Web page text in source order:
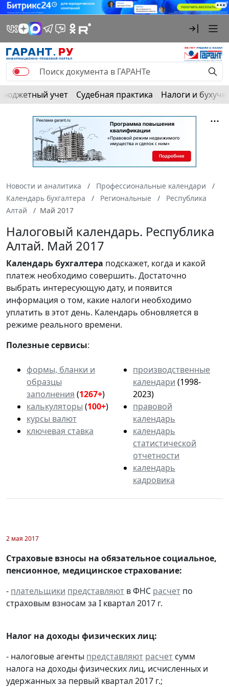
Бюджетный учет Судебная практика Налоги и
Новости и аналитика
Профессиональные календари
Календарь бухгалтера
Региональные
Республика
Алтай
Май 2017
Налоговый календарь. Республика
Алтай. Май 2017
Календарьбухгалтера подскажет, когда и какой
платеж необходимо совершить. Достаточно
выбрать интересующую дату, и появится
информация о том, какие налоги необходимо
уплатить в этот день. Календарь обновляется в
режиме реального времени.
Полезные сервисы:
формы, бланки и
образцы
заполнения (1267+)
калькуляторы (100+)
курсы валют
ключевая ставка
производственные
календари (1998-
2023)
правовой
календарь
календарь
статистической
отчетности
календарь
кадровика
2 мая 2017
Страховые взносы на обязательное социальное,
пенсионное, медицинское страхование:
- плательщики представляют в ФНС расчет по
страховым взносам за I квартал 2017 г.
Налог на доходы физических лиц:
- налоговые агенты представляют расчет сумм
налога на доходы физических лиц, исчисленных и
удержанных за первый квартал 2017 г.;